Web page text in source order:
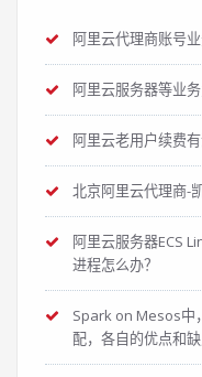
阿里云代理商账号
阿里云服务器等业
阿里云老用户续费
北京阿里云代理商-
阿里云服务器ECS
进程怎么办？
Spark on Mesos中
配，各自的优点和缺